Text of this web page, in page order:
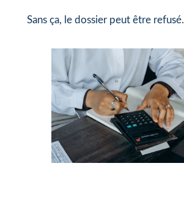
Sans ça, le dossier peut être refusé.